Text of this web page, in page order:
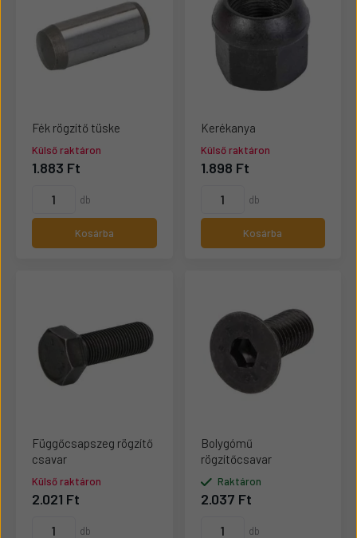
Fék rögzítő tüske
Külső raktáron
1.883 Ft
db
Kosárba
Kerékanya
Külső raktáron
1.898 Ft
db
Kosárba
Függőcsapszeg rögzítő
csavar
Külső raktáron
2.021 Ft
db
Bolygómű
rögzítőcsavar
Raktáron
2.037 Ft
db